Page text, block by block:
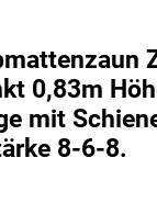
0,83m
mit
8-6-8.